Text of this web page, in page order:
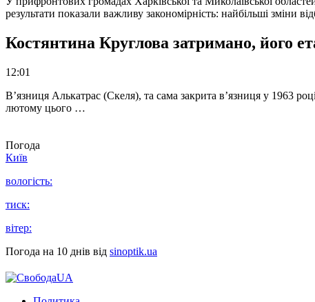
результати показали важливу закономірність: найбільші зміни
Костянтина Круглова затримано, його
12:01
В’язниця Алькатрас (Скеля), та сама закрита в’язниця у 1963
лютому цього …
Погода
Київ
вологість:
тиск:
вітер:
Погода на 10 днів від sinoptik.ua